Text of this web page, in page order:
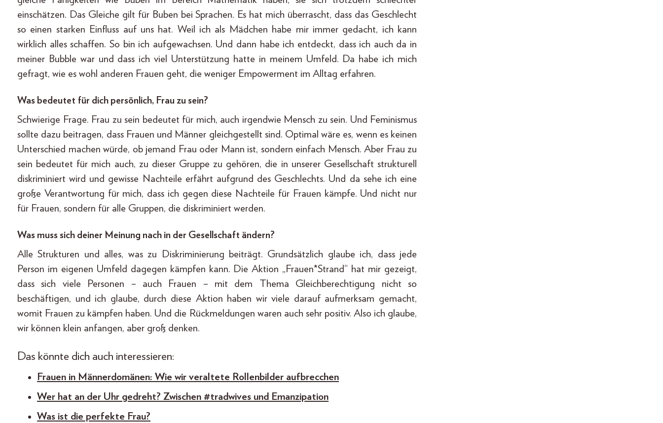
einschätzen. Das Gleiche gilt für Buben bei Sprachen. Es hat mich überrascht, dass das Geschlecht
so einen starken Einfluss auf uns hat. Weil ich als Mädchen habe mir immer gedacht, ich kann
wirklich alles schaffen. So bin ich aufgewachsen. Und dann habe ich entdeckt, dass ich auch da in
meiner Bubble war und dass ich viel Unterstützung hatte in meinem Umfeld. Da habe ich mich
gefragt, wie es wohl anderen Frauen geht, die weniger Empowerment im Alltag erfahren.
Was bedeutet für dich persönlich, Frau zu sein?
Schwierige Frage. Frau zu sein bedeutet für mich, auch irgendwie Mensch zu sein. Und Feminismus
sollte dazu beitragen, dass Frauen und Männer gleichgestellt sind. Optimal wäre es, wenn es keinen
Unterschied machen würde, ob jemand Frau oder Mann ist, sondern einfach Mensch. Aber Frau zu
sein bedeutet für mich auch, zu dieser Gruppe zu gehören, die in unserer Gesellschaft strukturell
diskriminiert wird und gewisse Nachteile erfährt aufgrund des Geschlechts. Und da sehe ich eine
große Verantwortung für mich, dass ich gegen diese Nachteile für Frauen kämpfe. Und nicht nur
für Frauen, sondern für alle Gruppen, die diskriminiert werden.
Was muss sich deiner Meinung nach in der Gesellschaft ändern?
Alle Strukturen und alles, was zu Diskriminierung beiträgt. Grundsätzlich glaube ich, dass jede
Person im eigenen Umfeld dagegen kämpfen kann. Die Aktion „Frauen*Strand“ hat mir gezeigt,
dass sich viele Personen – auch Frauen – mit dem Thema Gleichberechtigung nicht so
beschäftigen, und ich glaube, durch diese Aktion haben wir viele darauf aufmerksam gemacht,
womit Frauen zu kämpfen haben. Und die Rückmeldungen waren auch sehr positiv. Also ich glaube,
wir können klein anfangen, aber groß denken.
Das könnte dich auch interessieren:
Frauen in Männerdomänen: Wie wir veraltete Rollenbilder aufbrecchen
Wer hat an der Uhr gedreht? Zwischen #tradwives und Emanzipation
Was ist die perfekte Frau?